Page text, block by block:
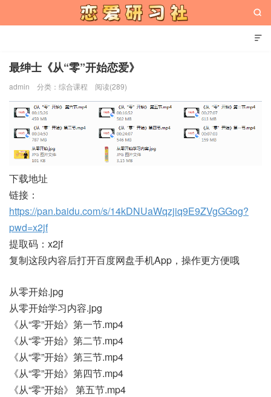
恋爱研习社


最绅士《从“零”开始恋爱》
admin 分类： 综合课程 阅读(289)
下载地址
链接：
https://pan.baidu.com/s/14kDNUaWqzjiq9E9ZVgGGog?
pwd=x2jf
提取码：x2jf
复制这段内容后打开百度网盘手机App，操作更方便哦
从零开始.jpg
从零开始学习内容.jpg
《从“零”开始》第一节.mp4
《从“零”开始》第二节.mp4
《从“零”开始》第三节.mp4
《从“零”开始》第四节.mp4
《从“零”开始》 第五节.mp4